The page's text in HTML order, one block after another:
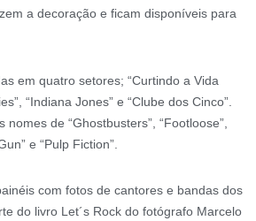
a decoração e ficam disponíveis para
em quatro setores; “Curtindo a Vida
“Indiana Jones” e “Clube dos Cinco”.
de “Ghostbusters”, “Footloose”,
e “Pulp Fiction”.
com fotos de cantores e bandas dos
do livro Let´s Rock do fotógrafo Marcelo